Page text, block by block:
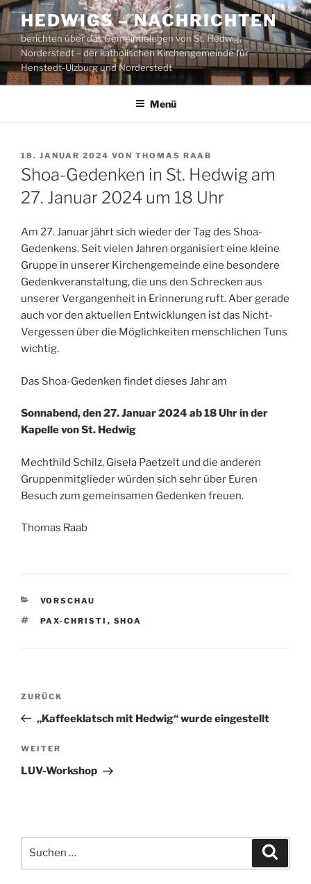
Zum
Inhalt
springen
HEDWIGS – NACHRICHTEN
berichten über das Gemeindeleben von St. Hedwig,
Norderstedt – der katholischen Kirchengemeinde für
Henstedt-Ulzburg und Norderstedt
Menü
VERÖFFENTLICHT
AM
18. JANUAR 2024 VON THOMAS RAAB
Shoa-Gedenken in St. Hedwig am
27. Januar 2024 um 18 Uhr
Am 27. Januar jährt sich wieder der Tag des Shoa-
Gedenkens. Seit vielen Jahren organisiert eine kleine
Gruppe in unserer Kirchengemeinde eine besondere
Gedenkveranstaltung, die uns den Schrecken aus
unserer Vergangenheit in Erinnerung ruft. Aber gerade
auch vor den aktuellen Entwicklungen ist das Nicht-
Vergessen über die Möglichkeiten menschlichen Tuns
wichtig.
Das Shoa-Gedenken findet dieses Jahr am
Sonnabend, den 27. Januar 2024 ab 18 Uhr in der
Kapelle von St. Hedwig
Mechthild Schilz, Gisela Paetzelt und die anderen
Gruppenmitglieder würden sich sehr über Euren
Besuch zum gemeinsamen Gedenken freuen.
Thomas Raab
KATEGORIEN
VORSCHAU
SCHLAGWÖRTER
PAX-CHRISTI , SHOA
Beitragsnavigation
Vorheriger
Beitrag
ZURÜCK
„Kaffeeklatsch mit Hedwig“ wurde eingestellt
Nächster
Beitrag
WEITER
LUV-Workshop
nach: